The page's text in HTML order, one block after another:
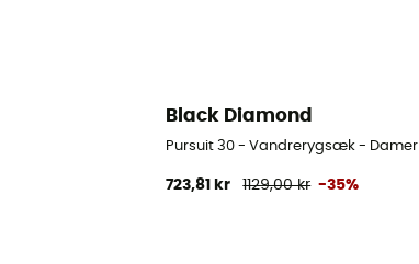
Black Diamond
Pursuit 30 - Vandrerygsæk - Damer
723,81 kr 1129,00 kr -35%